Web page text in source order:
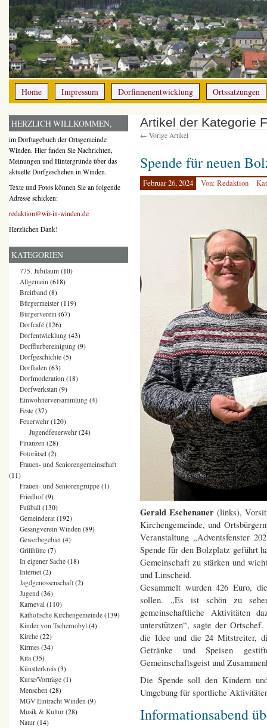
Home Impressum Dorfinnenentwicklung Ortssatzungen
Artikel der Kategorie
← Vorige Artikel
Spende für neuen
Februar 26, 2024 Von: Redaktion
Gerald Eschenauer (links),
Kirchengemeinde, und
Veranstaltung „Adventsfenster
Spende für den Bolzplatz geführt
Gemeinschaft zu stärken und
und Linscheid.
Gesammelt wurden 426 Euro,
sollen. „Es ist schön zu
gemeinschaftliche Aktivitäten
unterstützen“, sagte der
die Idee und die 24 Mitstreiter,
Getränke und Speisen
Gemeinschaftsgeist und
Die Spende soll den Kindern
Umgebung für sportliche
Informationsabend
HERZLICH WILLKOMMEN,
im Dorftagebuch der Ortsgemeinde
Winden. Hier finden Sie Nachrichten,
Meinungen und Hintergründe über das
aktuelle Dorfgeschehen in Winden.
Texte und Fotos können Sie an folgende
Adresse schicken:
redaktion@wir-in-winden.de
Herzlichen Dank!
KATEGORIEN
775. Jubiläum (10)
Allgemein (618)
Breitband (8)
Bürgermeister (119)
Bürgerverein (67)
Dorfcafé (126)
Dorfentwicklung (43)
Dorfflurbereinigung (9)
Dorfgeschichte (5)
Dorfladen (63)
Dorfmoderation (18)
Dorfwerkstatt (9)
Einwohnerversammlung (4)
Feste (37)
Feuerwehr (120)
Jugendfeuerwehr (24)
Finanzen (28)
Fotorätsel (2)
Frauen- und Seniorengemeinschaft
(11)
Frauen- und Seniorengruppe (1)
Friedhof(9)
Fußball (130)
Gemeinderat (192)
Gesangverein Winden (89)
Gewerbegebiet (4)
Grillhütte (7)
In eigener Sache (18)
Internet (2)
Jagdgenossenschaft (2)
Jugend (36)
Karneval (110)
Katholische Kirchengemeinde (139)
Kinder von Tschernobyl (4)
Kirche (22)
Kirmes (34)
Kita (35)
Künstlerkreis (3)
Kurse/Vorträge (1)
Menschen (28)
MGV Eintracht Winden (9)
Musik & Kultur (28)
Natur (14)